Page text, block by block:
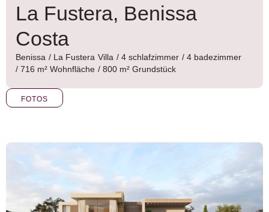
La Fustera, Benissa
Costa
Benissa / La Fustera Villa / 4 schlafzimmer / 4 badezimmer
/ 716 m² Wohnfläche / 800 m² Grundstück
FOTOS